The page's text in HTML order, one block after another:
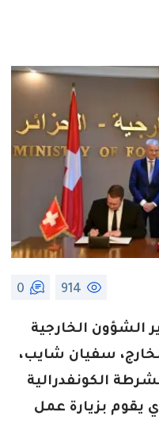
914
0
الشؤون الخارجية
سفيان شايب،
الكونفدرالية
يقوم بزيارة عمل